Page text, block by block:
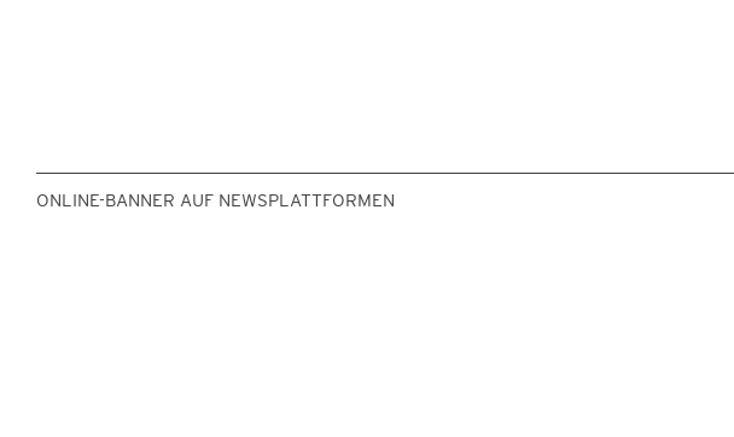
ONLINE-BANNER AUF NEWSPLATTFORMEN